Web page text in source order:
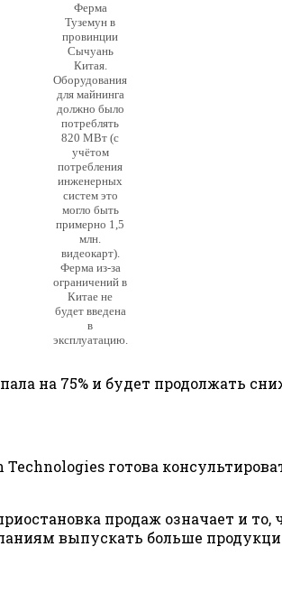
Ферма
Туземун в
провинции
Сычуань
Китая.
Оборудования
для майнинга
должно было
потреблять
820 МВт (с
учётом
потребления
инженерных
систем это
могло быть
примерно 1,5
млн.
видеокарт).
Ферма из-за
ограничений в
Китае не
будет введена
в
эксплуатацию.
на 75% и будет продолжать
готова
продаж означает и
выпускать больше